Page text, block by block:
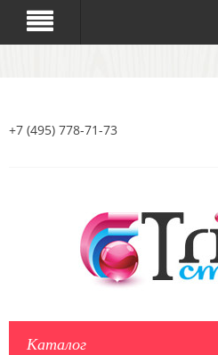
+7 (495) 778-71-73
Каталог